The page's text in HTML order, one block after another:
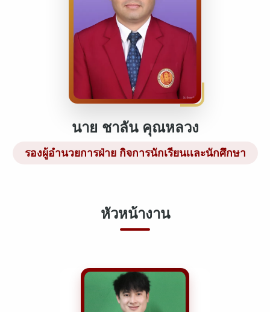
นาย ชาลัน คุณหลวง
รองผู้อำนวยการฝ่าย กิจการนักเรียนเเละนักศึกษา
หัวหน้างาน